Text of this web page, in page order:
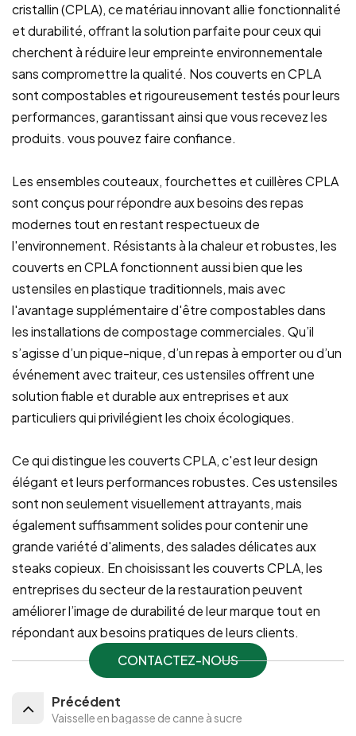
cristallin (CPLA), ce matériau innovant allie fonctionnalité
et durabilité, offrant la solution parfaite pour ceux qui
cherchent à réduire leur empreinte environnementale
sans compromettre la qualité. Nos couverts en CPLA
sont compostables et rigoureusement testés pour leurs
performances, garantissant ainsi que vous recevez les
produits. vous pouvez faire confiance.
Les ensembles couteaux, fourchettes et cuillères CPLA
sont conçus pour répondre aux besoins des repas
modernes tout en restant respectueux de
l'environnement. Résistants à la chaleur et robustes, les
couverts en CPLA fonctionnent aussi bien que les
ustensiles en plastique traditionnels, mais avec
l'avantage supplémentaire d'être compostables dans
les installations de compostage commerciales. Qu’il
s’agisse d’un pique-nique, d’un repas à emporter ou d’un
événement avec traiteur, ces ustensiles offrent une
solution fiable et durable aux entreprises et aux
particuliers qui privilégient les choix écologiques.
Ce qui distingue les couverts CPLA, c'est leur design
élégant et leurs performances robustes. Ces ustensiles
sont non seulement visuellement attrayants, mais
également suffisamment solides pour contenir une
grande variété d'aliments, des salades délicates aux
steaks copieux. En choisissant les couverts CPLA, les
entreprises du secteur de la restauration peuvent
améliorer l’image de durabilité de leur marque tout en
répondant aux besoins pratiques de leurs clients.
CONTACTEZ-NOUS
Précédent
Vaisselle en bagasse de canne à sucre